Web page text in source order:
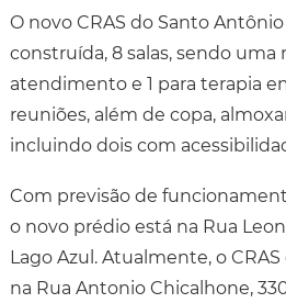
O novo CRAS do Santo
construída, 8 salas, sendo uma
atendimento e 1 para terapia
reuniões, além de copa,
incluindo dois com
Com previsão de
o novo prédio está na Rua
Lago Azul. Atualmente, o
na Rua Antonio Chicalhone,